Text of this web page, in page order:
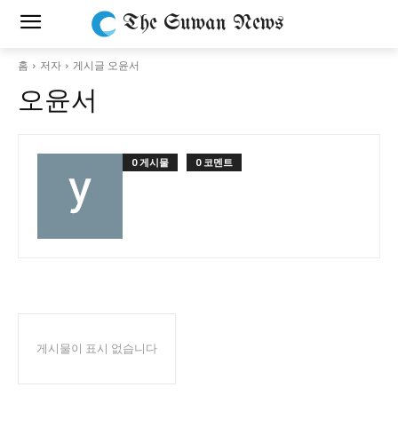
The Suwan News
홈 저자 게시글 오윤서
오윤서
0 게시물 0 코멘트
게시물이 표시 없습니다